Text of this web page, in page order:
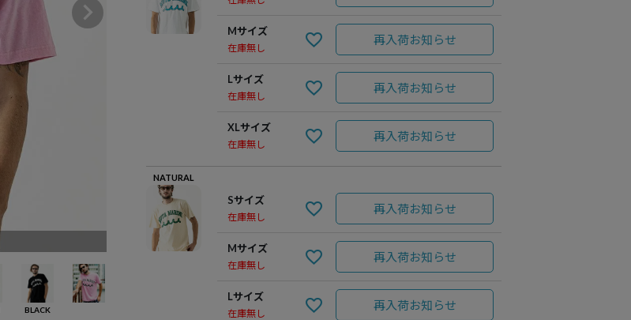
BLACK
Mサイズ
在庫無し
再入荷お知らせ
Lサイズ
在庫無し
再入荷お知らせ
XLサイズ
在庫無し
再入荷お知らせ
NATURAL
Sサイズ
在庫無し
再入荷お知らせ
Mサイズ
在庫無し
再入荷お知らせ
Lサイズ
在庫無し
再入荷お知らせ